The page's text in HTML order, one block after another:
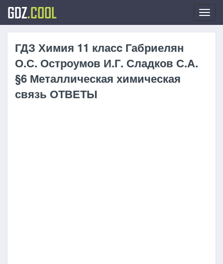
GDZ.COOL
ГДЗ Химия 11 класc Габриелян
О.С. Остроумов И.Г. Сладков С.А.
§6 Металлическая химическая
связь ОТВЕТЫ